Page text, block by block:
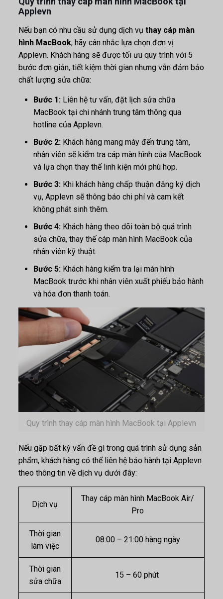
Applevn
Nếu bạn có nhu cầu sử dụng dịch vụ thay cáp màn
hình MacBook, hãy cân nhắc lựa chọn đơn vị
Applevn. Khách hàng sẽ được tối ưu quy trình với 5
bước đơn giản, tiết kiệm thời gian nhưng vẫn đảm bảo
chất lượng sửa chữa:
Bước 1: Liên hệ tư vấn, đặt lịch sửa chữa
MacBook tại chi nhánh trung tâm thông qua
hotline của Applevn.
Bước 2: Khách hàng mang máy đến trung tâm,
nhân viên sẽ kiểm tra cáp màn hình của MacBook
và lựa chọn thay thế linh kiện mới phù hợp.
Bước 3: Khi khách hàng chấp thuận đăng ký dịch
vụ, Applevn sẽ thông báo chi phí và cam kết
không phát sinh thêm.
Bước 4: Khách hàng theo dõi toàn bộ quá trình
sửa chữa, thay thế cáp màn hình MacBook của
nhân viên kỹ thuật.
Bước 5: Khách hàng kiểm tra lại màn hình
MacBook trước khi nhân viên xuất phiếu bảo hành
và hóa đơn thanh toán.
Quy trình thay cáp màn hình MacBook tại Applevn
Nếu gặp bất kỳ vấn đề gì trong quá trình sử dụng sản
phẩm, khách hàng có thể liên hệ bảo hành tại Applevn
theo thông tin về dịch vụ dưới đây:
Dịch vụ
Thay cáp màn hình MacBook Air/
Pro
Thời gian
làm việc
08:00 – 21:00 hàng ngày
Thời gian
sửa chữa
15 – 60 phút